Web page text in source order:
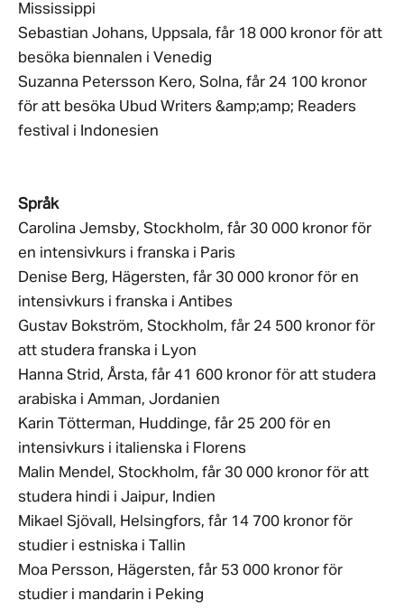
Mississippi
Sebastian Johans, Uppsala, får 18 000 kronor för att
besöka biennalen i Venedig
Suzanna Petersson Kero, Solna, får 24 100 kronor
för att besöka Ubud Writers &amp;amp; Readers
festival i Indonesien
Språk
Carolina Jemsby, Stockholm, får 30 000 kronor för
en intensivkurs i franska i Paris
Denise Berg, Hägersten, får 30 000 kronor för en
intensivkurs i franska i Antibes
Gustav Bokström, Stockholm, får 24 500 kronor för
att studera franska i Lyon
Hanna Strid, Årsta, får 41 600 kronor för att studera
arabiska i Amman, Jordanien
Karin Tötterman, Huddinge, får 25 200 för en
intensivkurs i italienska i Florens
Malin Mendel, Stockholm, får 30 000 kronor för att
studera hindi i Jaipur, Indien
Mikael Sjövall, Helsingfors, får 14 700 kronor för
studier i estniska i Tallin
Moa Persson, Hägersten, får 53 000 kronor för
studier i mandarin i Peking